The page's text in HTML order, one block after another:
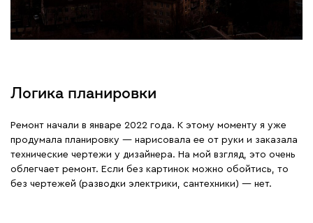
Логика планировки
Ремонт начали в январе 2022 года. К этому моменту я уже
продумала планировку — нарисовала ее от руки и заказала
технические чертежи у дизайнера. На мой взгляд, это очень
облегчает ремонт. Если без картинок можно обойтись, то
без чертежей (разводки электрики, сантехники) — нет.